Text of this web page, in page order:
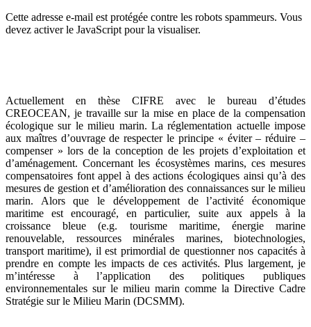
Cette adresse e-mail est protégée contre les robots spammeurs. Vous
devez activer le JavaScript pour la visualiser.
Actuellement en thèse CIFRE avec le bureau d’études
CREOCEAN, je travaille sur la mise en place de la compensation
écologique sur le milieu marin. La réglementation actuelle impose
aux maîtres d’ouvrage de respecter le principe « éviter – réduire –
compenser » lors de la conception de les projets d’exploitation et
d’aménagement. Concernant les écosystèmes marins, ces mesures
compensatoires font appel à des actions écologiques ainsi qu’à des
mesures de gestion et d’amélioration des connaissances sur le milieu
marin. Alors que le développement de l’activité économique
maritime est encouragé, en particulier, suite aux appels à la
croissance bleue (e.g. tourisme maritime, énergie marine
renouvelable, ressources minérales marines, biotechnologies,
transport maritime), il est primordial de questionner nos capacités à
prendre en compte les impacts de ces activités. Plus largement, je
m’intéresse à l’application des politiques publiques
environnementales sur le milieu marin comme la Directive Cadre
Stratégie sur le Milieu Marin (DCSMM).